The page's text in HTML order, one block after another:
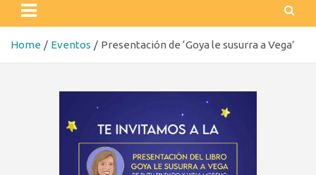
Home Eventos Presentación de ‘Goya le susurra a Vega’